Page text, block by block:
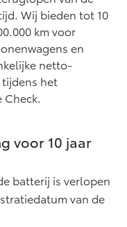
Verso
ELEKTRISCH
€ 55.950,-
Wij bieden tot 10
km voor
en
netto-
het
voor 10 jaar
batterij is verlopen
van de